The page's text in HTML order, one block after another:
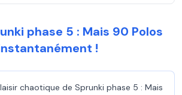
phase 5 : Mais 90 Polos
!
chaotique de Sprunki phase 5 : Mais